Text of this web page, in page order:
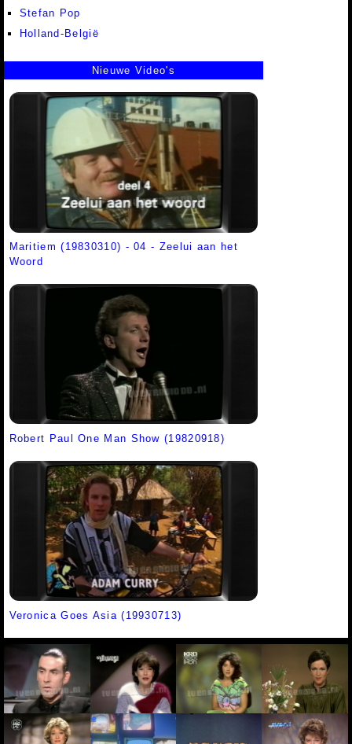
Stefan Pop
Holland-België
Nieuwe Video's
Maritiem (19830310) - 04 - Zeelui aan het
Woord
Robert Paul One Man Show (19820918)
Veronica Goes Asia (19930713)